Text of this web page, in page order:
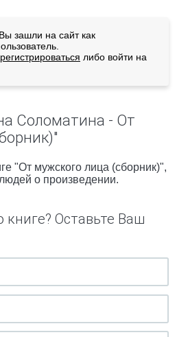
зашли на сайт как
либо войти на
Соломатина - От
"От мужского лица (сборник)",
о произведении.
Оставьте Ваш